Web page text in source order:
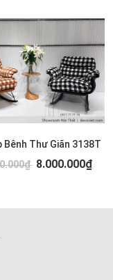
Bênh Thư Giãn 3138T
8.000.000₫